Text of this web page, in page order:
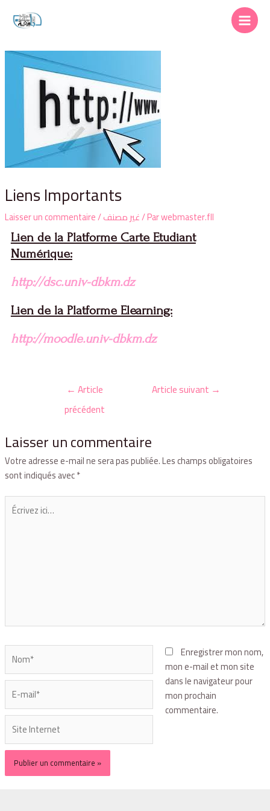
Liens Importants
Laisser un commentaire/غير مصنف/ Parwebmaster.fll
Lien de la Platforme Carte Etudiant
Numérique:
http://dsc.univ-dbkm.dz
Lien de la Platforme Elearning:
http://moodle.univ-dbkm.dz
← Article
précédent
Article suivant →
Laisser un commentaire
Votre adresse e-mail ne sera pas publiée.Les champs obligatoires
sont indiqués avec*
Enregistrer mon nom,
mon e-mail et mon site
dans le navigateur pour
mon prochain
commentaire.